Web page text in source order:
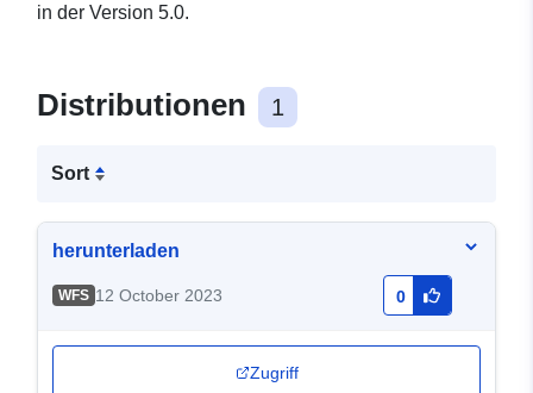
in der Version 5.0.
Distributionen 1
Sort
herunterladen
WFS 12 October 2023 0
Zugriff